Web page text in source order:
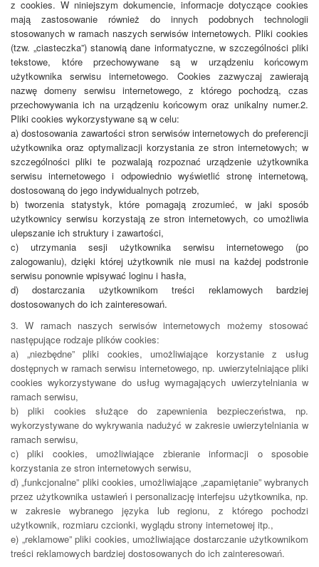
z cookies. W niniejszym dokumencie, informacje dotyczące cookies
mają zastosowanie również do innych podobnych technologii
stosowanych w ramach naszych serwisów internetowych. Pliki cookies
(tzw. „ciasteczka”) stanowią dane informatyczne, w szczególności pliki
tekstowe, które przechowywane są w urządzeniu końcowym
użytkownika serwisu internetowego. Cookies zazwyczaj zawierają
nazwę domeny serwisu internetowego, z którego pochodzą, czas
przechowywania ich na urządzeniu końcowym oraz unikalny numer.2.
Pliki cookies wykorzystywane są w celu:
a) dostosowania zawartości stron serwisów internetowych do preferencji
użytkownika oraz optymalizacji korzystania ze stron internetowych; w
szczególności pliki te pozwalają rozpoznać urządzenie użytkownika
serwisu internetowego i odpowiednio wyświetlić stronę internetową,
dostosowaną do jego indywidualnych potrzeb,
b) tworzenia statystyk, które pomagają zrozumieć, w jaki sposób
użytkownicy serwisu korzystają ze stron internetowych, co umożliwia
ulepszanie ich struktury i zawartości,
c) utrzymania sesji użytkownika serwisu internetowego (po
zalogowaniu), dzięki której użytkownik nie musi na każdej podstronie
serwisu ponownie wpisywać loginu i hasła,
d) dostarczania użytkownikom treści reklamowych bardziej
dostosowanych do ich zainteresowań.
3. W ramach naszych serwisów internetowych możemy stosować
następujące rodzaje plików cookies:
a) „niezbędne” pliki cookies, umożliwiające korzystanie z usług
dostępnych w ramach serwisu internetowego, np. uwierzytelniające pliki
cookies wykorzystywane do usług wymagających uwierzytelniania w
ramach serwisu,
b) pliki cookies służące do zapewnienia bezpieczeństwa, np.
wykorzystywane do wykrywania nadużyć w zakresie uwierzytelniania w
ramach serwisu,
c) pliki cookies, umożliwiające zbieranie informacji o sposobie
korzystania ze stron internetowych serwisu,
d) „funkcjonalne” pliki cookies, umożliwiające „zapamiętanie” wybranych
przez użytkownika ustawień i personalizację interfejsu użytkownika, np.
w zakresie wybranego języka lub regionu, z którego pochodzi
użytkownik, rozmiaru czcionki, wyglądu strony internetowej itp.,
e) „reklamowe” pliki cookies, umożliwiające dostarczanie użytkownikom
treści reklamowych bardziej dostosowanych do ich zainteresowań.